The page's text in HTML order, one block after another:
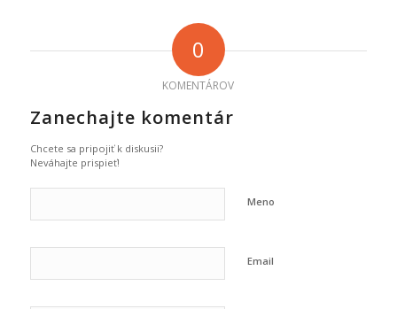
0
KOMENTÁROV
Zanechajte komentár
Chcete sa pripojiť k diskusii?
Neváhajte prispieť!
Meno
Email